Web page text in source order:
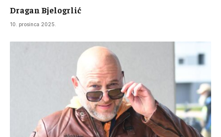
Dragan Bjelogrlić
10. prosinca 2025.